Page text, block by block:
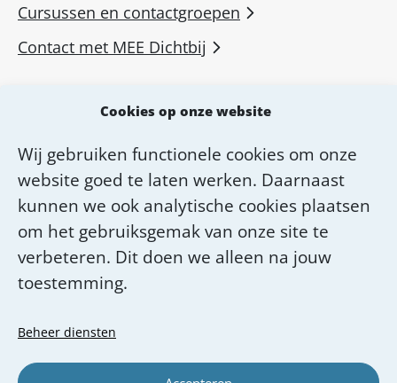
Cookies op onze website
Wij gebruiken functionele cookies om onze
website goed te laten werken. Daarnaast
kunnen we ook analytische cookies plaatsen
om het gebruiksgemak van onze site te
verbeteren. Dit doen we alleen na jouw
toestemming.
Beheer diensten
Cursussen en contactgroepen
Contact met MEE Dichtbij
Diensten van MEE Dichtbij
Over MEE Dichtbij
Werken bij MEE Dichtbij